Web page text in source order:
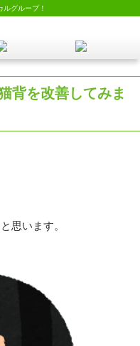
グループ！
背を改善してみま
思います。